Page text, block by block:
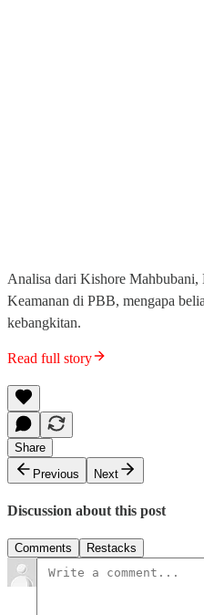
Analisa dari Kishore Mahbubani,
Keamanan di PBB, mengapa
kebangkitan.
Read full story
Share
Previous
Next
Discussion about this post
Comments Restacks